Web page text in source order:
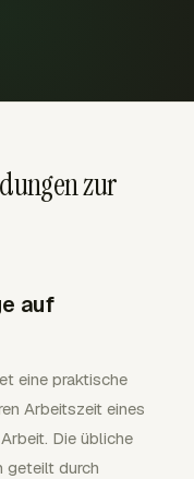
zur
auf
eine praktische
Arbeitszeit eines
Die übliche
geteilt durch